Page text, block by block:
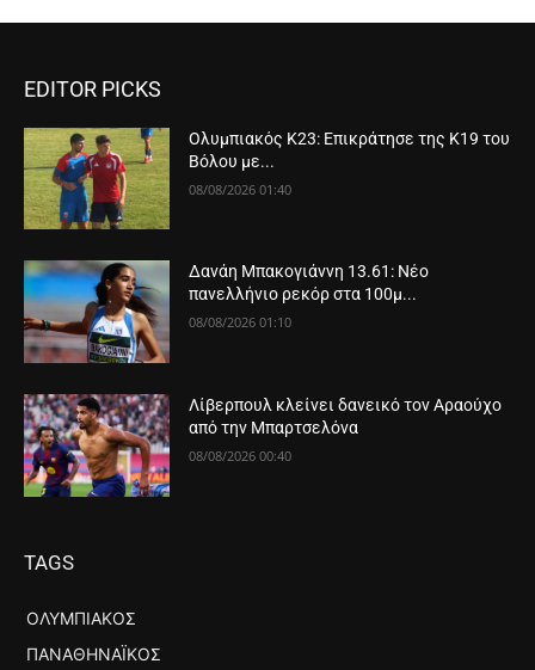
EDITOR PICKS
Ολυμπιακός Κ23: Επικράτησε της Κ19 του
Βόλου με...
08/08/2026 01:40
Δανάη Μπακογιάννη 13.61: Νέο
πανελλήνιο ρεκόρ στα 100μ...
08/08/2026 01:10
Λίβερπουλ κλείνει δανεικό τον Αραούχο
από την Μπαρτσελόνα
08/08/2026 00:40
TAGS
ΟΛΥΜΠΙΑΚΌΣ
ΠΑΝΑΘΗΝΑΪΚΌΣ